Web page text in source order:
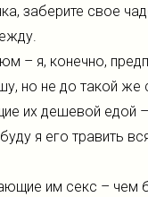
заберите свое
– я, конечно,
но не до такой же
их дешевой едой
я его травить
им секс – чем